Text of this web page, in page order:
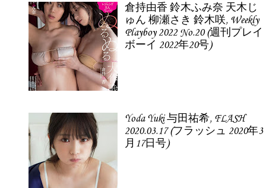
倉持由香 鈴木ふみ奈 天木じ
ゅん 柳瀬さき 鈴木咲, Weekly
Playboy 2022 No.20 (週刊プレイ
ボーイ 2022年20号)
Yoda Yuki 与田祐希, FLASH
2020.03.17 (フラッシュ 2020年3
月17日号)